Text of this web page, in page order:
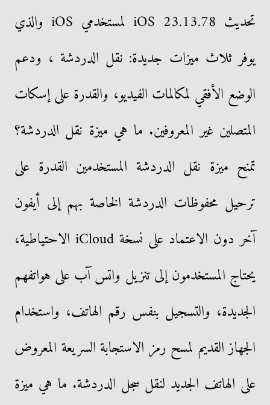
تحديث iOS 23.13.78 لمستخدمي iOS والذي
يوفر ثلاث ميزات جديدة: نقل الدردشة ، ودعم
الوضع الأفقي لمكالمات الفيديو، والقدرة على إسكات
المتصلين غير المعروفين. ما هي ميزة نقل الدردشة؟
تمنح ميزة نقل الدردشة المستخدمين القدرة على
ترحيل محفوظات الدردشة الخاصة بهم إلى أيفون
آخر دون الاعتماد على نسخة iCloud الاحتياطية،
يحتاج المستخدمون إلى تنزيل واتس آب على هواتفهم
الجديدة، والتسجيل بنفس رقم الهاتف، واستخدام
الجهاز القديم لمسح رمز الاستجابة السريعة المعروض
على الهاتف الجديد لنقل سجل الدردشة. ما هي ميزة